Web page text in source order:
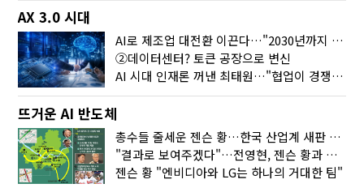
AX 3.0 시대
AI로 제조업 대전환 이끈다…"2030년까지 민관합동 20조 투자"
②데이터센터? 토큰 공장으로 변신
AI 시대 인재론 꺼낸 최태원…"협업이 경쟁력"
뜨거운 AI 반도체
총수들 줄세운 젠슨 황…한국 산업계 새판 짰다
"결과로 보여주겠다"…전영현, 젠슨 황과 HBM5 논의
젠슨 황 "엔비디아와 LG는 하나의 거대한 팀"